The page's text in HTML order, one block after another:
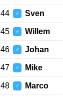
44 ♂ Sven
45 ♂ Willem
46 ♂ Johan
47 ♂ Mike
48 ♂ Marco